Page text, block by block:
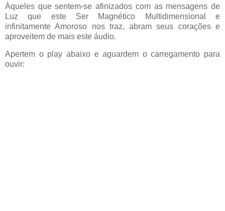
Àqueles que sentem-se afinizados com as mensagens de
Luz que este Ser Magnético Multidimensional e
infinitamente Amoroso nos traz, abram seus corações e
aproveitem de mais este áudio.
Apertem o play abaixo e aguardem o carregamento para
ouvir: